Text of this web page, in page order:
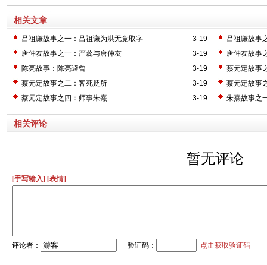
相关文章
3-19
吕祖谦故事之一：吕祖谦为洪无竞取字
吕祖谦故事
3-19
唐仲友故事之一：严蕊与唐仲友
唐仲友故事
3-19
陈亮故事：陈亮避曾
蔡元定故事
3-19
蔡元定故事之二：客死贬所
蔡元定故事
3-19
蔡元定故事之四：师事朱熹 朱熹故事之
相关评论
暂无评论
[手写输入] [表情]
评论者： 验证码： 点击获取验证码